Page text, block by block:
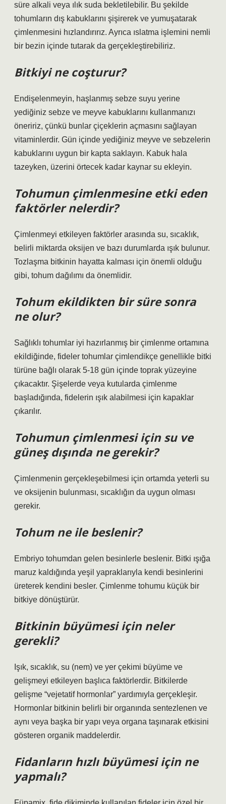
süre alkali veya ılık suda bekletilebilir. Bu şekilde
tohumların dış kabuklarını şişirerek ve yumuşatarak
çimlenmesini hızlandırırız. Ayrıca ıslatma işlemini nemli
bir bezin içinde tutarak da gerçekleştirebiliriz.
Bitkiyi ne coşturur?
Endişelenmeyin, haşlanmış sebze suyu yerine
yediğiniz sebze ve meyve kabuklarını kullanmanızı
öneririz, çünkü bunlar çiçeklerin açmasını sağlayan
vitaminlerdir. Gün içinde yediğiniz meyve ve sebzelerin
kabuklarını uygun bir kapta saklayın. Kabuk hala
tazeyken, üzerini örtecek kadar kaynar su ekleyin.
Tohumun çimlenmesine etki eden
faktörler nelerdir?
Çimlenmeyi etkileyen faktörler arasında su, sıcaklık,
belirli miktarda oksijen ve bazı durumlarda ışık bulunur.
Tozlaşma bitkinin hayatta kalması için önemli olduğu
gibi, tohum dağılımı da önemlidir.
Tohum ekildikten bir süre sonra
ne olur?
Sağlıklı tohumlar iyi hazırlanmış bir çimlenme ortamına
ekildiğinde, fideler tohumlar çimlendikçe genellikle bitki
türüne bağlı olarak 5-18 gün içinde toprak yüzeyine
çıkacaktır. Şişelerde veya kutularda çimlenme
başladığında, fidelerin ışık alabilmesi için kapaklar
çıkarılır.
Tohumun çimlenmesi için su ve
güneş dışında ne gerekir?
Çimlenmenin gerçekleşebilmesi için ortamda yeterli su
ve oksijenin bulunması, sıcaklığın da uygun olması
gerekir.
Tohum ne ile beslenir?
Embriyo tohumdan gelen besinlerle beslenir. Bitki ışığa
maruz kaldığında yeşil yapraklarıyla kendi besinlerini
üreterek kendini besler. Çimlenme tohumu küçük bir
bitkiye dönüştürür.
Bitkinin büyümesi için neler
gerekli?
Işık, sıcaklık, su (nem) ve yer çekimi büyüme ve
gelişmeyi etkileyen başlıca faktörlerdir. Bitkilerde
gelişme “vejetatif hormonlar” yardımıyla gerçekleşir.
Hormonlar bitkinin belirli bir organında sentezlenen ve
aynı veya başka bir yapı veya organa taşınarak etkisini
gösteren organik maddelerdir.
Fidanların hızlı büyümesi için ne
yapmalı?